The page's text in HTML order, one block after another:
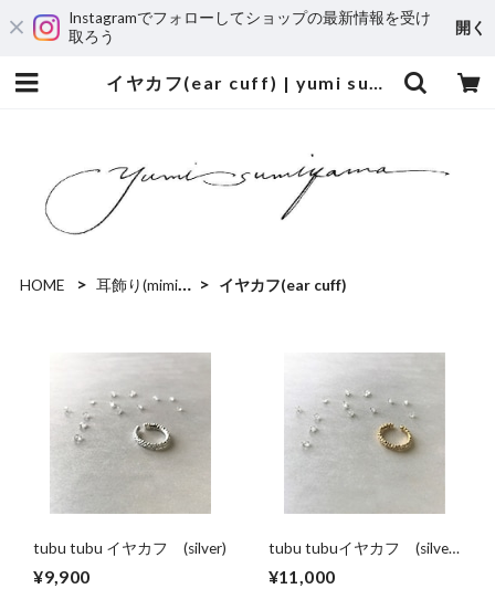
Instagramでフォローしてショップの最新情報を受け
取ろう
開く
イヤカフ(ear cuff) | yumi sumiyama
HOME 耳飾り(mimikazari) イヤカフ(ear cuff)
tubu tubu イヤカフ (silver)
¥9,900
tubu tubuイヤカフ (silver
＋k18コーティング)
¥11,000